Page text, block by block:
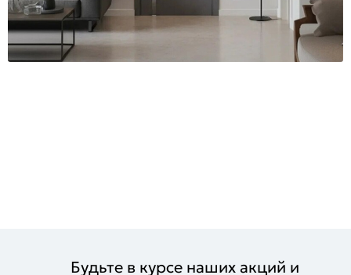
Будьте в курсе наших акций и